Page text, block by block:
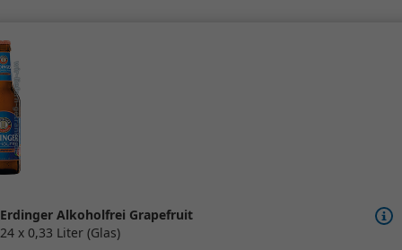
Erdinger Alkoholfrei Grapefruit
24 x 0,33 Liter (Glas)